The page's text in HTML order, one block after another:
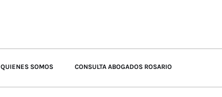
QUIENES SOMOS CONSULTA ABOGADOS ROSARIO